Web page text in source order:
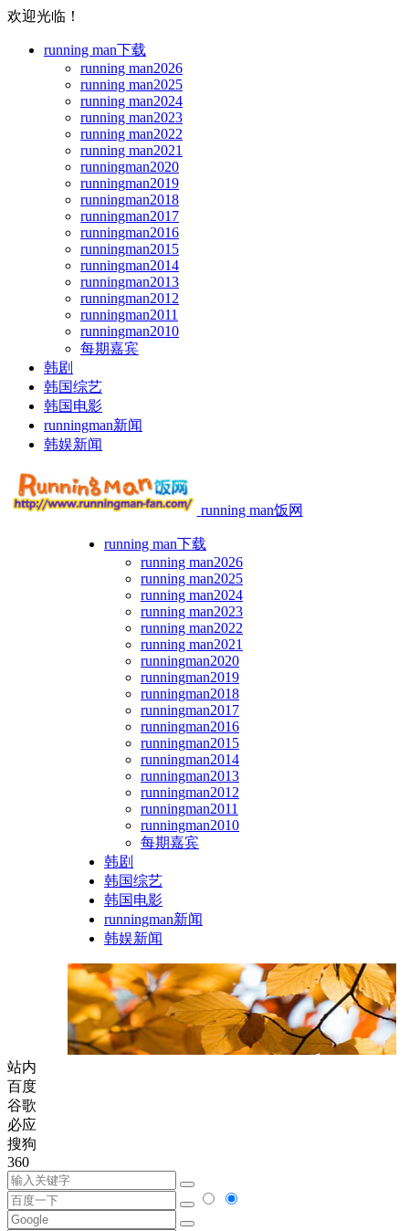
欢迎光临！
running man下载
running man2026
running man2025
running man2024
running man2023
running man2022
running man2021
runningman2020
runningman2019
runningman2018
runningman2017
runningman2016
runningman2015
runningman2014
runningman2013
runningman2012
runningman2011
runningman2010
每期嘉宾
韩剧
韩国综艺
韩国电影
runningman新闻
韩娱新闻
running man饭网
running man下载
running man2026
running man2025
running man2024
running man2023
running man2022
running man2021
runningman2020
runningman2019
runningman2018
runningman2017
runningman2016
runningman2015
runningman2014
runningman2013
runningman2012
runningman2011
runningman2010
每期嘉宾
韩剧
韩国综艺
韩国电影
runningman新闻
韩娱新闻
站内
百度
谷歌
必应
搜狗
360